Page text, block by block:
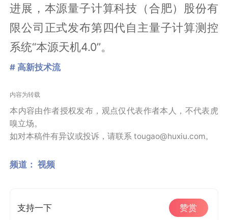
进展，本源量子计算科技（合肥）股份有
限公司正式发布第四代自主量子计算测控
系统“本源天机4.0”。
# 高新技术流
内容为转载
本内容由作者授权发布，观点仅代表作者本人，不代表虎
嗅立场。
如对本稿件有异议或投诉，请联系 tougao@huxiu.com。
频道： 视频
支持一下 赞赏